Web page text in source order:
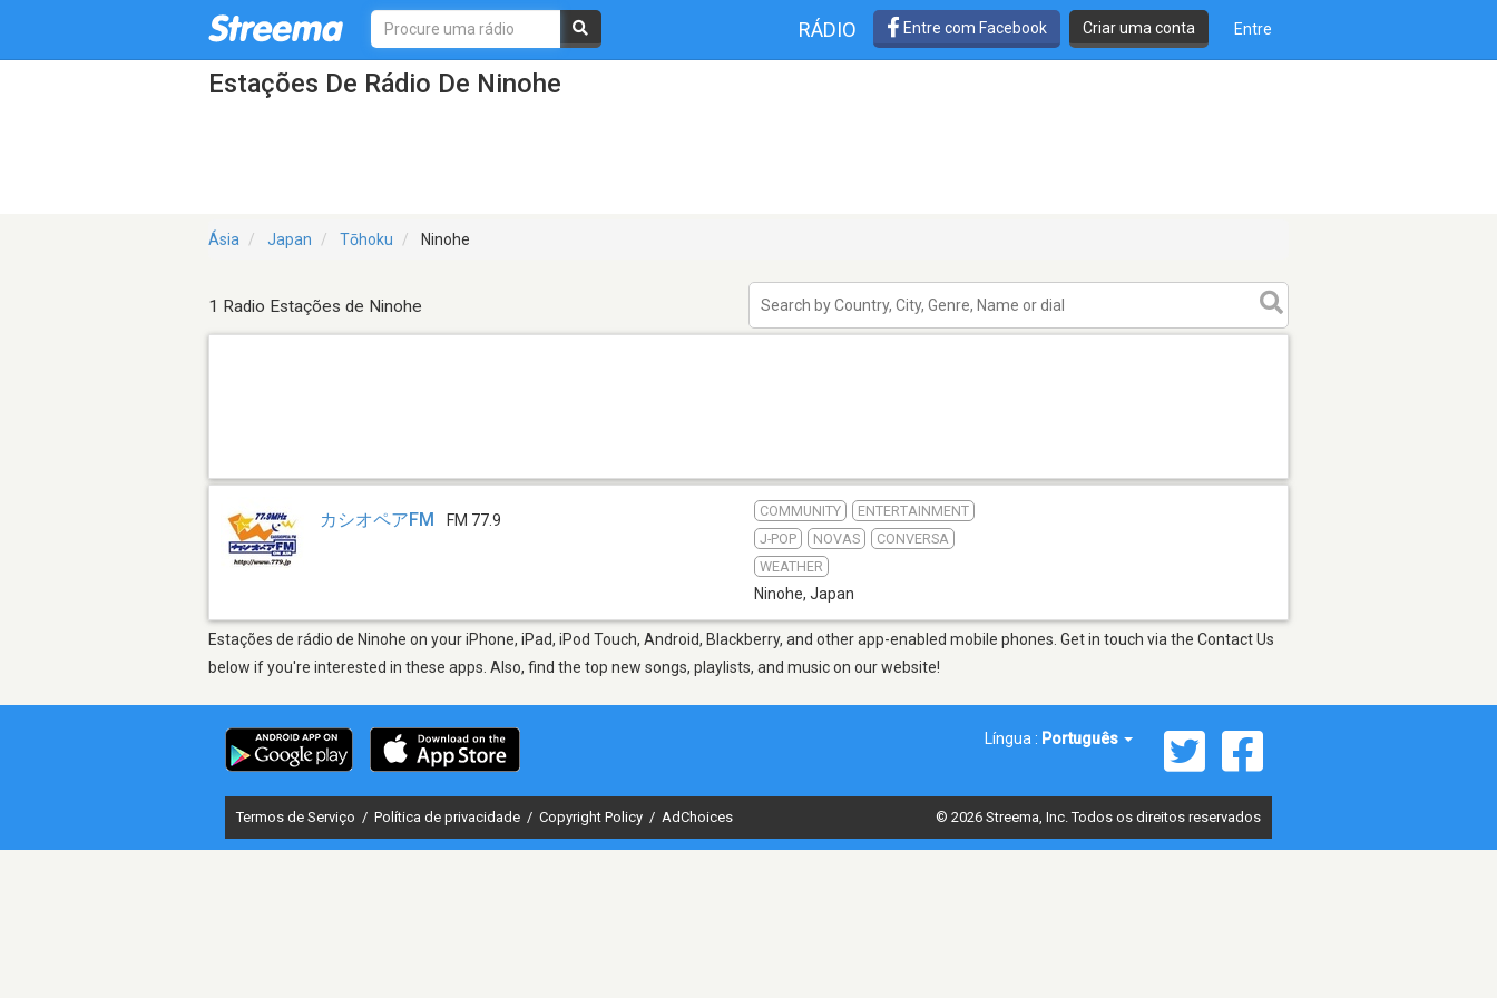
RÁDIO Entre com Facebook Criar uma conta Entre
Estações De Rádio De Ninohe
Ásia Japan Tōhoku Ninohe
1 Radio Estações de Ninohe
カシオペアFM FM 77.9
COMMUNITY
ENTERTAINMENT
J-POP
NOVAS
CONVERSA
WEATHER
Ninohe, Japan
Estações de rádio de Ninohe on your iPhone, iPad, iPod Touch, Android, Blackberry, and other app-enabled mobile phones. Get in touch via the Contact Us
below if you're interested in these apps. Also, find the top new songs, playlists, and music on our website!
Língua : Português
Termos de Serviço / Política de privacidade / Copyright Policy / AdChoices © 2026 Streema, Inc. Todos os direitos reservados